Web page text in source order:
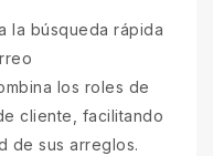
la búsqueda rápida
los roles de
cliente, facilitando
de sus arreglos.